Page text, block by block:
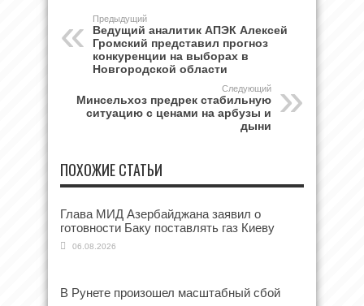
Предыдущий
Ведущий аналитик АПЭК Алексей
Громский представил прогноз
конкуренции на выборах в
Новгородской области
Следующий
Минсельхоз предрек стабильную
ситуацию с ценами на арбузы и
дыни
ПОХОЖИЕ СТАТЬИ
Глава МИД Азербайджана заявил о
готовности Баку поставлять газ Киеву
06.08.2026
В Рунете произошел масштабный сбой